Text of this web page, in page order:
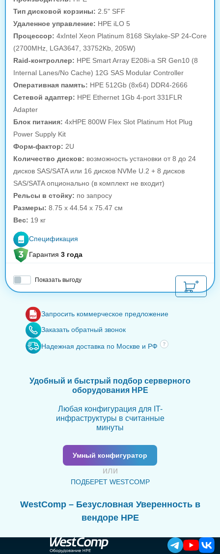
Тип дисковой корзины: 2.5" SFF
Удаленное управление: HPE iLO 5
Процессор: 4xIntel Xeon Platinum 8168 Skylake-SP 24-Core
(2700MHz, LGA3647, 33752Kb, 205W)
Raid-контроллер: HPE Smart Array E208i-a SR Gen10 (8
Internal Lanes/No Cache) 12G SAS Modular Controller
Оперативная память: HPE 512Gb (8x64) DDR4-2666
Сетевой адаптер: HPE Ethernet 1Gb 4-port 331FLR
Adapter
Блок питания: 4xHPE 800W Flex Slot Platinum Hot Plug
Power Supply Kit
Форм-фактор: 2U
Количество дисков: возможность установки от 8 до 24
дисков SAS/SATA или 16 дисков NVMe U.2 + 8 дисков
SAS/SATA опционально (в комплект не входит)
Рельсы в стойку: по запросу
Размеры: 8.75 x 44.54 x 75.47 см
Вес: 19 кг
Спецификация
Гарантия 3 года
Показать выгоду
Запросить коммерческое предложение
Заказать обратный звонок
Надежная доставка по Москве и РФ
Удобный и быстрый подбор серверного
оборудования HPE
Любая конфигурация для IT-
инфраструктуры в считанные
минуты
Умный конфигуратор
или
ПОДБЕРЕТ WESTCOMP
WestComp – Безусловная Уверенность в
вендоре HPE